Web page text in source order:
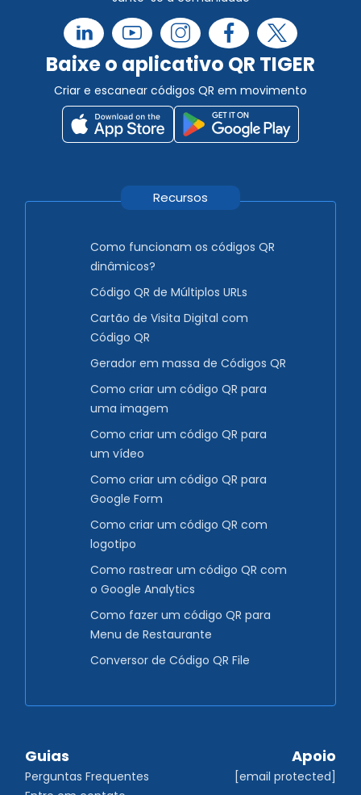
Baixe o aplicativo QR TIGER
Criar e escanear códigos QR em movimento
Recursos
Como funcionam os códigos QR
dinâmicos?
Código QR de Múltiplos URLs
Cartão de Visita Digital com
Código QR
Gerador em massa de Códigos QR
Como criar um código QR para
uma imagem
Como criar um código QR para
um vídeo
Como criar um código QR para
Google Form
Como criar um código QR com
logotipo
Como rastrear um código QR com
o Google Analytics
Como fazer um código QR para
Menu de Restaurante
Conversor de Código QR File
Guias
Perguntas Frequentes
Apoio
[email protected]